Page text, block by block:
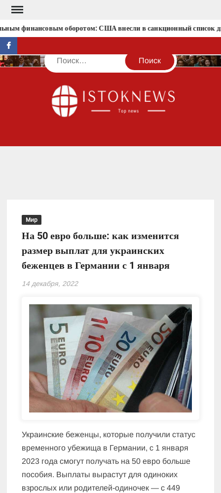
Перейти
содержимому
финансовым оборотом: США внесли в санкционный список
facebook
Поиск
Мир
На 50 евро больше: как изменится
размер выплат для украинских
беженцев в Германии с 1 января
14 декабря, 2022
Украинские беженцы, которые получили статус
временного убежища в Германии, с 1 января
2023 года смогут получать на 50 евро больше
пособия. Выплаты вырастут для одиноких
взрослых или родителей-одиночек — с 449